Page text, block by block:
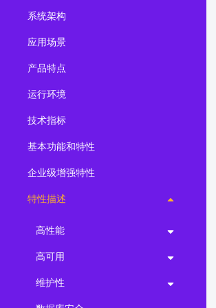
2.0.0 (LTS)
3.1.1 (EOM)
3.1.0 (EOM)
1.1.0 (EOM)
1.0.1 (EOM)
1.0.0 (EOM)
系统架构
应用场景
产品特点
运行环境
技术指标
基本功能和特性
企业级增强特性
特性描述
高性能
高可用
维护性